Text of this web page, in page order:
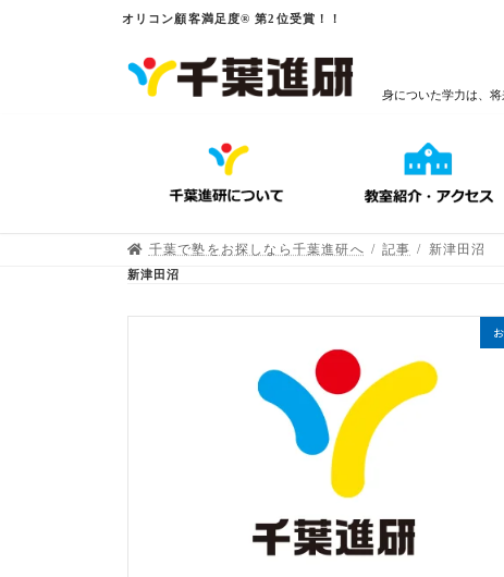
オリコン顧客満足度® 第2位受賞！！
身についた学力は、将
千葉で塾をお探しなら千葉進研へ 記事 新津田沼
新津田沼